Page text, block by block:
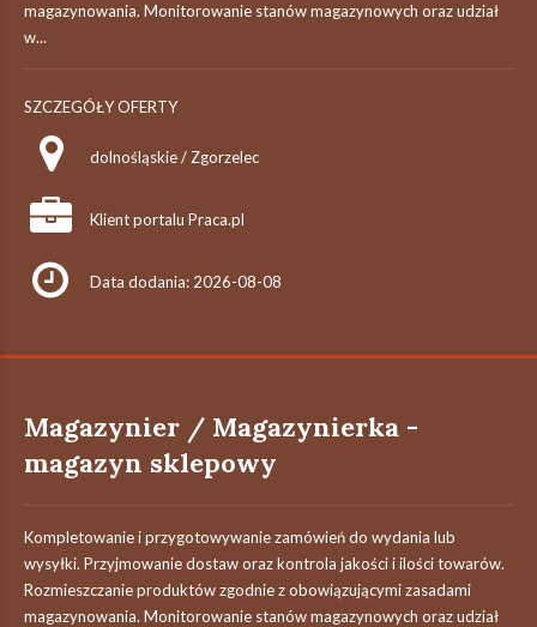
magazynowania. Monitorowanie stanów magazynowych oraz udział
w...
SZCZEGÓŁY OFERTY
dolnośląskie / Zgorzelec
Klient portalu Praca.pl
Data dodania: 2026-08-08
Magazynier / Magazynierka -
magazyn sklepowy
Kompletowanie i przygotowywanie zamówień do wydania lub
wysyłki. Przyjmowanie dostaw oraz kontrola jakości i ilości towarów.
Rozmieszczanie produktów zgodnie z obowiązującymi zasadami
magazynowania. Monitorowanie stanów magazynowych oraz udział